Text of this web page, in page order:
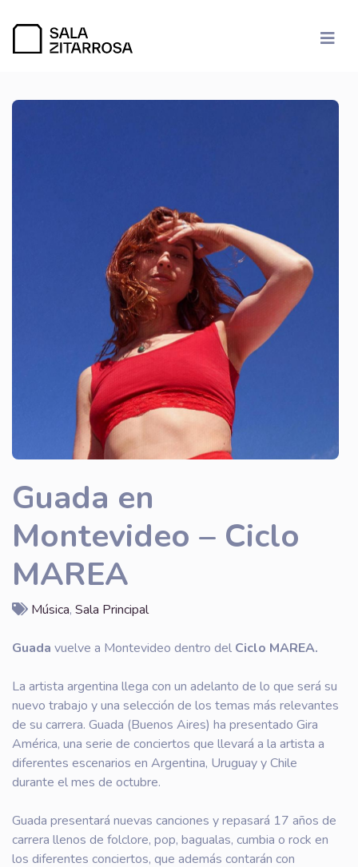
Guada en
Montevideo – Ciclo
MAREA
Música, Sala Principal
Guada vuelve a Montevideo dentro del Ciclo MAREA.
La artista argentina llega con un adelanto de lo que será su
nuevo trabajo y una selección de los temas más relevantes
de su carrera. Guada (Buenos Aires) ha presentado Gira
América, una serie de conciertos que llevará a la artista a
diferentes escenarios en Argentina, Uruguay y Chile
durante el mes de octubre.
Guada presentará nuevas canciones y repasará 17 años de
carrera llenos de folclore, pop, bagualas, cumbia o rock en
los diferentes conciertos, que además contarán con